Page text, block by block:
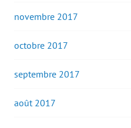
novembre 2017
octobre 2017
septembre 2017
août 2017